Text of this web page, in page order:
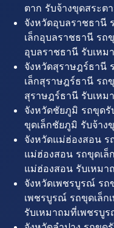
ตาก รับจ้างขุดสระต
จังหวัดอุบลราชธานี
เล็กอุบลราชธานี รถ
อุบลราชธานี รับเห
จังหวัดสุราษฎร์ธานี
เล็กสุราษฎร์ธานี รถ
สุราษฎร์ธานี รับเห
จังหวัดชัยภูมิ รถขุด
ขุดเล็กชัยภูมิ รับจ้า
จังหวัดแม่ฮ่องสอน ร
แม่ฮ่องสอน รถขุดเล็
แม่ฮ่องสอน รับเหม
จังหวัดเพชรบูรณ์ รถ
เพชรบูรณ์ รถขุดเล็
รับเหมาถมที่เพชรบู